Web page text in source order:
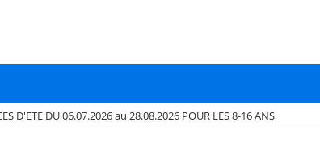
D'ETE DU 06.07.2026 au 28.08.2026 POUR LES 8-16 ANS